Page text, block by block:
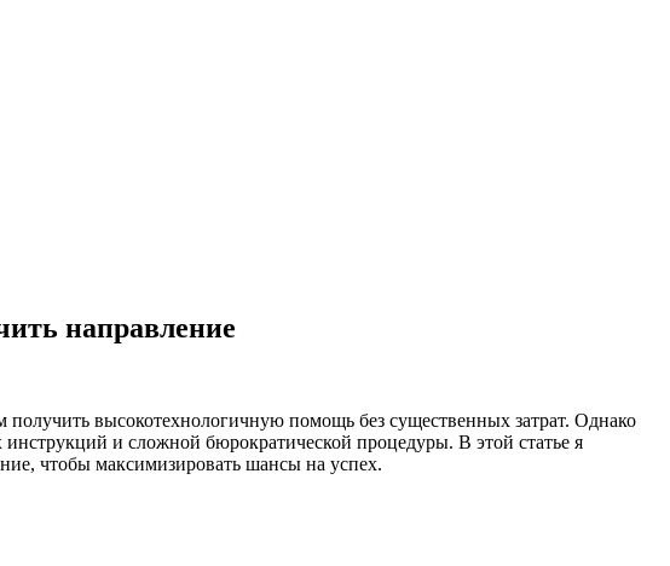
направление
высокотехнологичную помощь без существенных затрат. Однако
и сложной бюрократической процедуры. В этой статье я
чтобы максимизировать шансы на успех.